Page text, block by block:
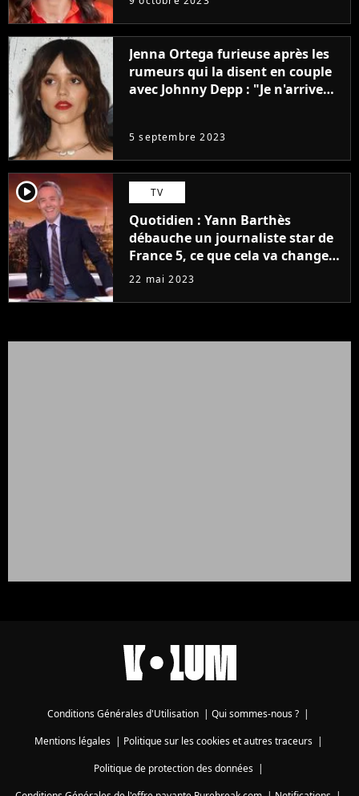
Jenna Ortega furieuse après les
rumeurs qui la disent en couple
avec Johnny Depp : "Je n'arrive
5 septembre 2023
player2 TV
Quotidien : Yann Barthès
débauche un journaliste star de
France 5, ce que cela va changer
à la rentrée
22 mai 2023
Conditions Générales d'Utilisation Qui sommes-nous ?
Mentions légales| Politique sur les cookies et autres traceurs|
Politique de protection des données|